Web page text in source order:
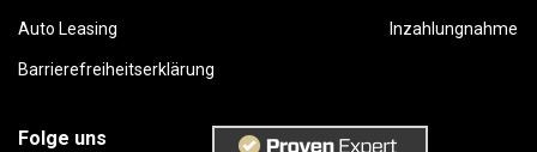
Auto Leasing Inzahlungnahme
Barrierefreiheitserklärung
Folge uns